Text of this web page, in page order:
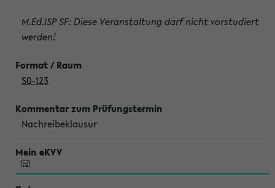
M.Ed.ISP SF: Diese Veranstaltung darf nicht vorstudiert
werden!
S0-123
Nachreibeklausur